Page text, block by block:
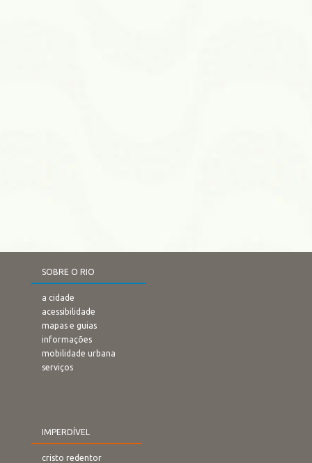
SOBRE O RIO
a cidade
acessibilidade
mapas e guias
informações
mobilidade urbana
serviços
IMPERDÍVEL
cristo redentor